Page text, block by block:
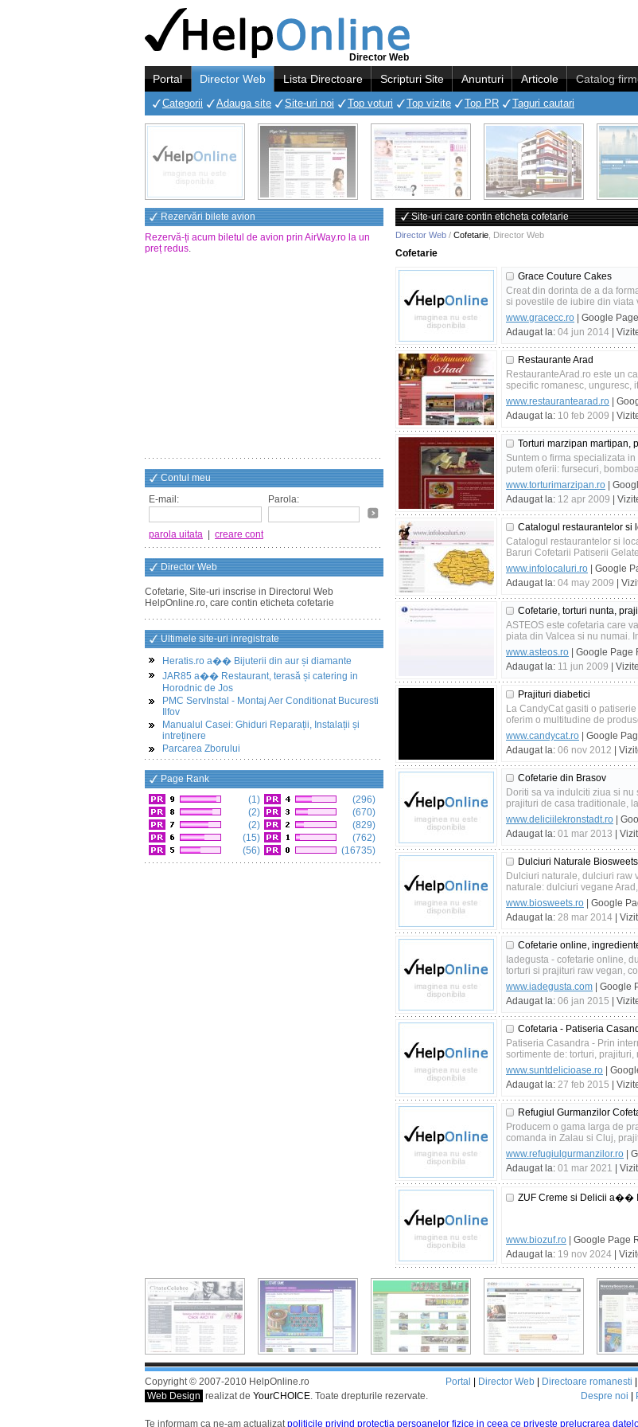
Director Web
Portal Director Web Lista Directoare Scripturi Site Anunturi Articole Catalog
Categorii Adauga site Site-uri noi Top voturi Top vizite Top PR Taguri cautari
Rezervări bilete avion
Rezervă-ți acum biletul de avion prin AirWay.ro la un
preț redus.
Contul meu
E-mail:
Parola:
parola uitata creare cont
Director Web
Cofetarie, Site-uri inscrise in Directorul Web
HelpOnline.ro, care contin eticheta cofetarie
Ultimele site-uri inregistrate
Heratis.ro a�� Bijuterii din aur și diamante
JAR85 a�� Restaurant, terasă și catering in
Horodnic de Jos
PMC ServInstal - Montaj Aer Conditionat Bucuresti
Ilfov
Manualul Casei: Ghiduri Reparații, Instalații și
intreținere
Parcarea Zborului
Page Rank
(1)
(2)
(2)
(15)
(56)
(296)
(670)
(829)
(762)
(16735)
Site-uri care contin eticheta cofetarie
Director Web / Cofetarie Director Web
Cofetarie
Grace Couture Cakes
Creat din dorinta de a da
si povestile de iubire din viata
www.gracecc.ro | Google
Adaugat la: 04 jun 2014 |
Restaurante Arad
RestauranteArad.ro este un
specific romanesc, unguresc,
www.restaurantearad.ro |
Adaugat la: 10 feb 2009 |
Torturi marzipan martipan,
Suntem o firma specializata
putem oferii: fursecuri,
www.torturimarzipan.ro |
Adaugat la: 12 apr 2009 |
Catalogul restaurantelor si
Catalogul restaurantelor si
Baruri Cofetarii Patiserii
www.infolocaluri.ro | Google
Adaugat la: 04 may 2009 |
Cofetarie, torturi nunta,
ASTEOS este cofetaria care
piata din Valcea si nu numai.
www.asteos.ro | Google Page
Adaugat la: 11 jun 2009 |
Prajituri diabetici
La CandyCat gasiti o
oferim o multitudine de
www.candycat.ro | Google
Adaugat la: 06 nov 2012 |
Cofetarie din Brasov
Doriti sa va indulciti ziua si
prajituri de casa traditionale,
www.deliciilekronstadt.ro |
Adaugat la: 01 mar 2013 |
Dulciuri Naturale Biosweets
Dulciuri naturale, dulciuri raw
naturale: dulciuri vegane
www.biosweets.ro | Google
Adaugat la: 28 mar 2014 |
Cofetarie online,
Iadegusta - cofetarie online,
torturi si prajituri raw vegan,
www.iadegusta.com | Google
Adaugat la: 06 jan 2015 |
Cofetaria - Patiseria
Patiseria Casandra - Prin
sortimente de: torturi,
www.suntdelicioase.ro |
Adaugat la: 27 feb 2015 |
Refugiul Gurmanzilor
Producem o gama larga de
comanda in Zalau si Cluj,
www.refugiulgurmanzilor.ro |
Adaugat la: 01 mar 2021 |
ZUF Creme si Delicii a��
www.biozuf.ro | Google Page
Adaugat la: 19 nov 2024 |
Copyright © 2007-2010 HelpOnline.ro
Web Design realizat de YourCHOICE. Toate drepturile rezervate.
Portal Director Web Directoare romanesti
Despre noi
Te informam ca ne-am actualizatpoliticile privind protectia persoanelor fizice in ceea ce priveste prelucrarea